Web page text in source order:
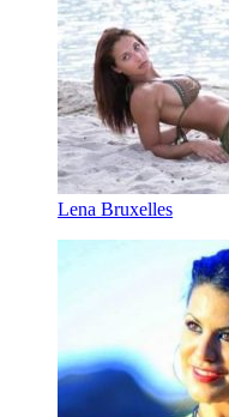
Lena Bruxelles